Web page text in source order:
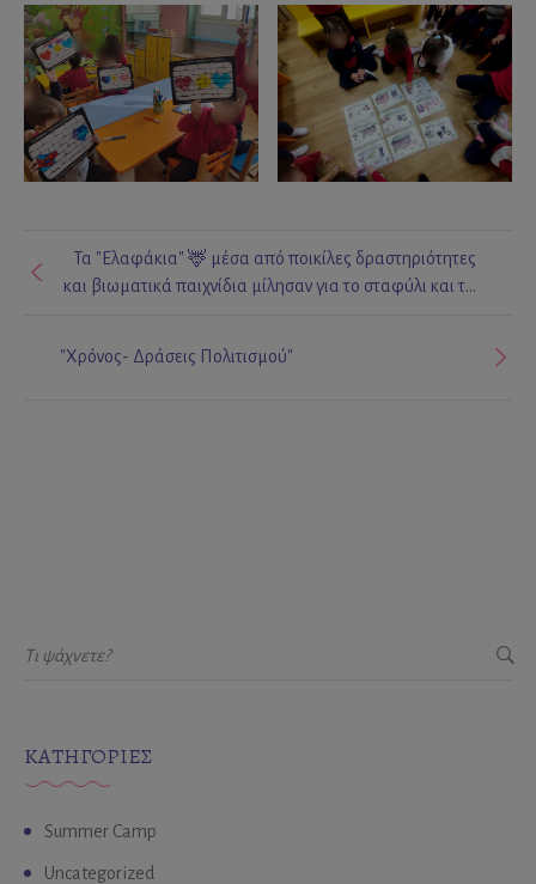
"Χρόνος- Δράσεις Πολιτισμού"
Τα "Ελαφάκια" 🦌 μέσα από ποικίλες δραστηριότητες
και βιωματικά παιχνίδια μίλησαν για το σταφύλι και τα
KΑΤΗΓΟΡΊΕΣ
Summer Camp
Uncategorized